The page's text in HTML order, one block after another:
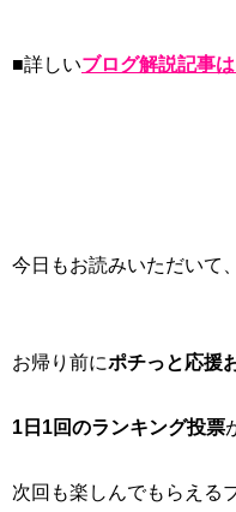
■詳しいブログ解説記事
今日もお読みいただいて
お帰り前にポチっと応援
1日1回のランキング投票
次回も楽しんでもらえる